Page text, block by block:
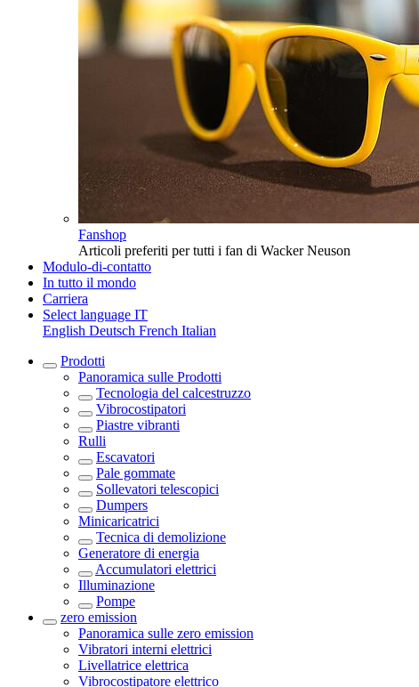
Fanshop
Articoli preferiti per tutti i fan di Wacker Neuson
Modulo-di-contatto
In tutto il mondo
Carriera
Select language IT
English Deutsch French Italian
Prodotti
Panoramica sulle Prodotti
Tecnologia del calcestruzzo
Vibrocostipatori
Piastre vibranti
Rulli
Escavatori
Pale gommate
Sollevatori telescopici
Dumpers
Minicaricatrici
Tecnica di demolizione
Generatore di energia
Accumulatori elettrici
Illuminazione
Pompe
zero emission
Panoramica sulle zero emission
Vibratori interni elettrici
Livellatrice elettrica
Vibrocostipatore elettrico